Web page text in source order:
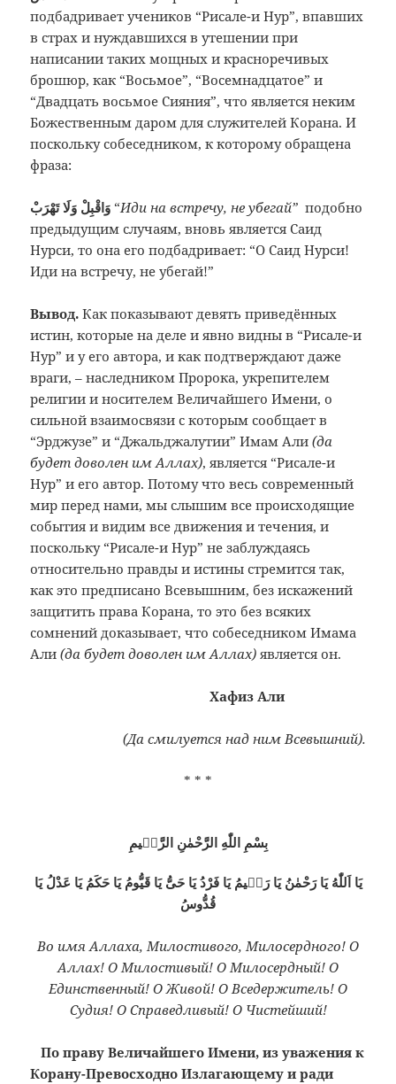
подбадривает учеников “Рисале-и Нур”, впавших
в страх и нуждавшихся в утешении при
написании таких мощных и красноречивых
брошюр, как “Восьмое”, “Восемнадцатое” и
“Двадцать восьмое Сияния”, что является неким
Божественным даром для служителей Корана. И
поскольку собеседником, к которому обращена
фраза:
وَاقْبِلْ وَلَا تَهْرَبْ “Иди на встречу, не убегай”подобно
предыдущим случаям, вновь является Саид
Нурси, то она его подбадривает: “О Саид Нурси!
Иди на встречу, не убегай!”
Вывод. Как показывают девять приведённых
истин, которые на деле и явно видны в “Рисале-и
Нур” и у его автора, и как подтверждают даже
враги, – наследником Пророка, укрепителем
религии и носителем Величайшего Имени, о
сильной взаимосвязи с которым сообщает в
“Эрджузе” и “Джальджалутии” Имам Али(да
будет доволен им Аллах), является “Рисале-и
Нур” и его автор. Потому что весь современный
мир перед нами, мы слышим все происходящие
события и видим все движения и течения, и
поскольку “Рисале-и Нур” не заблуждаясь
относительно правды и истины стремится так,
как это предписано Всевышним, без искажений
защитить права Корана, то это без всяких
сомнений доказывает, что собеседником Имама
Али(да будет доволен им Аллах)является он.
Хафиз Али
(Да смилуется над ним Всевышний).
* * *
بِسْمِ اللّٰهِ الرَّحْمٰنِ الرَّحٖيمِ
يَا اَللّٰهُ يَا رَحْمٰنُ يَا رَحٖيمُ يَا فَرْدُ يَا حَىُّ يَا قَيُّومُ يَا حَكَمُ يَا عَدْلُ يَا
قُدُّوسُ
Во имя Аллаха, Милостивого, Милосердного! О
Аллах! О Милостивый! О Милосердный! О
Единственный! О Живой! О Вседержитель! О
Судия! О Справедливый! О Чистейший!
По праву Величайшего Имени, из уважения к
Корану-Превосходно Излагающему и ради